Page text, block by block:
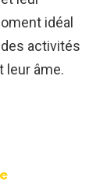
idéal
activités
leur âme.